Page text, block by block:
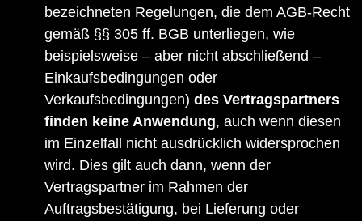
bezeichneten Regelungen, die dem AGB-Recht
gemäß §§ 305 ff. BGB unterliegen, wie
beispielsweise – aber nicht abschließend –
Einkaufsbedingungen oder
Verkaufsbedingungen) des Vertragspartners
finden keine Anwendung, auch wenn diesen
im Einzelfall nicht ausdrücklich widersprochen
wird. Dies gilt auch dann, wenn der
Vertragspartner im Rahmen der
Auftragsbestätigung, bei Lieferung oder